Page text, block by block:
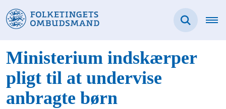
Ministerium indskærper
pligt til at undervise
anbragte børn